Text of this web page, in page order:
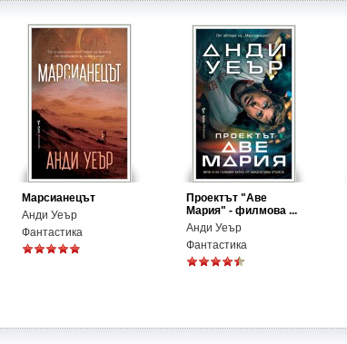
Марсианецът
Анди Уеър
Фантастика
Проектът "Аве
Мария" - филмова ...
Анди Уеър
Фантастика